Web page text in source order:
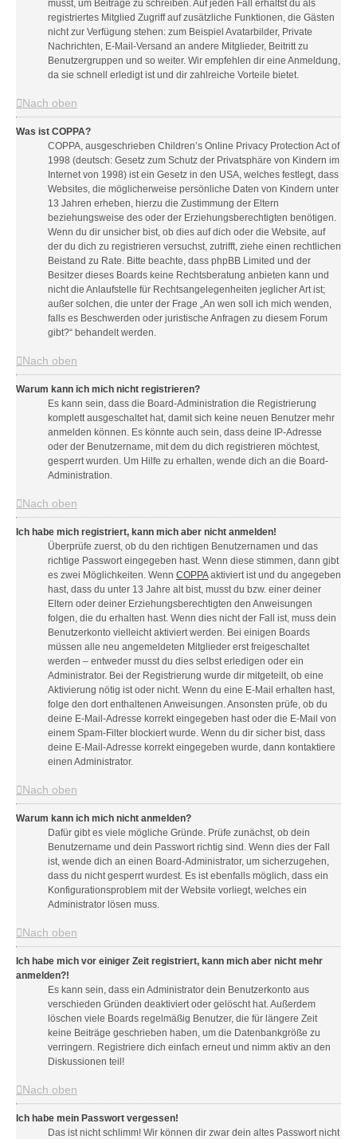
musst, um Beiträge zu schreiben. Auf jeden Fall erhältst du als
registriertes Mitglied Zugriff auf zusätzliche Funktionen, die Gästen
nicht zur Verfügung stehen: zum Beispiel Avatarbilder, Private
Nachrichten, E-Mail-Versand an andere Mitglieder, Beitritt zu
Benutzergruppen und so weiter. Wir empfehlen dir eine Anmeldung,
da sie schnell erledigt ist und dir zahlreiche Vorteile bietet.
Nach oben
Was ist COPPA?
COPPA, ausgeschrieben Children’s Online Privacy Protection Act of
1998 (deutsch: Gesetz zum Schutz der Privatsphäre von Kindern im
Internet von 1998) ist ein Gesetz in den USA, welches festlegt, dass
Websites, die möglicherweise persönliche Daten von Kindern unter
13 Jahren erheben, hierzu die Zustimmung der Eltern
beziehungsweise des oder der Erziehungsberechtigten benötigen.
Wenn du dir unsicher bist, ob dies auf dich oder die Website, auf
der du dich zu registrieren versuchst, zutrifft, ziehe einen rechtlichen
Beistand zu Rate. Bitte beachte, dass phpBB Limited und der
Besitzer dieses Boards keine Rechtsberatung anbieten kann und
nicht die Anlaufstelle für Rechtsangelegenheiten jeglicher Art ist;
außer solchen, die unter der Frage „An wen soll ich mich wenden,
falls es Beschwerden oder juristische Anfragen zu diesem Forum
gibt?“ behandelt werden.
Nach oben
Warum kann ich mich nicht registrieren?
Es kann sein, dass die Board-Administration die Registrierung
komplett ausgeschaltet hat, damit sich keine neuen Benutzer mehr
anmelden können. Es könnte auch sein, dass deine IP-Adresse
oder der Benutzername, mit dem du dich registrieren möchtest,
gesperrt wurden. Um Hilfe zu erhalten, wende dich an die Board-
Administration.
Nach oben
Ich habe mich registriert, kann mich aber nicht anmelden!
Überprüfe zuerst, ob du den richtigen Benutzernamen und das
richtige Passwort eingegeben hast. Wenn diese stimmen, dann gibt
es zwei Möglichkeiten. Wenn COPPAaktiviert ist und du angegeben
hast, dass du unter 13 Jahre alt bist, musst du bzw. einer deiner
Eltern oder deiner Erziehungsberechtigten den Anweisungen
folgen, die du erhalten hast. Wenn dies nicht der Fall ist, muss dein
Benutzerkonto vielleicht aktiviert werden. Bei einigen Boards
müssen alle neu angemeldeten Mitglieder erst freigeschaltet
werden – entweder musst du dies selbst erledigen oder ein
Administrator. Bei der Registrierung wurde dir mitgeteilt, ob eine
Aktivierung nötig ist oder nicht. Wenn du eine E-Mail erhalten hast,
folge den dort enthaltenen Anweisungen. Ansonsten prüfe, ob du
deine E-Mail-Adresse korrekt eingegeben hast oder die E-Mail von
einem Spam-Filter blockiert wurde. Wenn du dir sicher bist, dass
deine E-Mail-Adresse korrekt eingegeben wurde, dann kontaktiere
einen Administrator.
Nach oben
Warum kann ich mich nicht anmelden?
Dafür gibt es viele mögliche Gründe. Prüfe zunächst, ob dein
Benutzername und dein Passwort richtig sind. Wenn dies der Fall
ist, wende dich an einen Board-Administrator, um sicherzugehen,
dass du nicht gesperrt wurdest. Es ist ebenfalls möglich, dass ein
Konfigurationsproblem mit der Website vorliegt, welches ein
Administrator lösen muss.
Nach oben
Ich habe mich vor einiger Zeit registriert, kann mich aber nicht mehr
anmelden?!
Es kann sein, dass ein Administrator dein Benutzerkonto aus
verschieden Gründen deaktiviert oder gelöscht hat. Außerdem
löschen viele Boards regelmäßig Benutzer, die für längere Zeit
keine Beiträge geschrieben haben, um die Datenbankgröße zu
verringern. Registriere dich einfach erneut und nimm aktiv an den
Diskussionen teil!
Nach oben
Ich habe mein Passwort vergessen!
Das ist nicht schlimm! Wir können dir zwar dein altes Passwort nicht